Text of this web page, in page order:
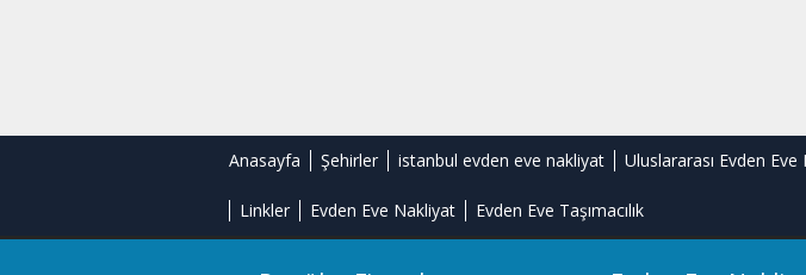
Anasayfa Şehirler istanbul evden eve nakliyat Uluslararası Evden
Linkler Evden Eve Nakliyat Evden Eve Taşımacılık